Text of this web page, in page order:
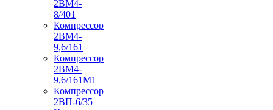
2ВМ4-
8/401
Компрессор
2ВМ4-
9,6/161
Компрессор
2ВМ4-
9,6/161М1
Компрессор
2ВП-6/35